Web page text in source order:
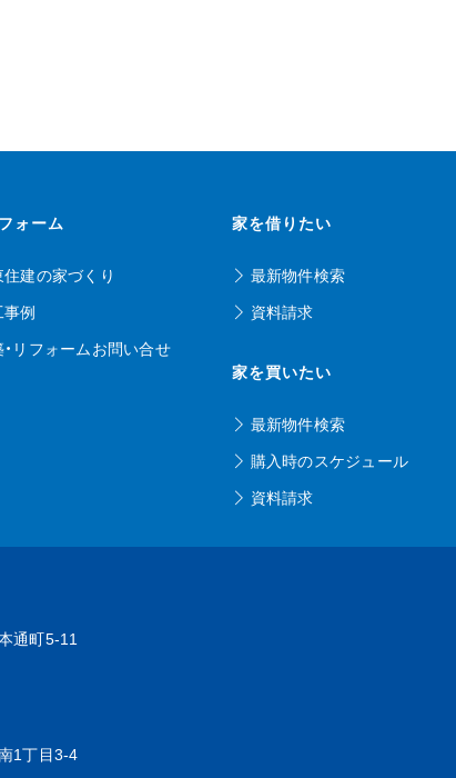
ォーム
住建の家づくり
例
・リフォームお問い合せ
家を借りたい
最新物件検索
資料請求
家を買いたい
最新物件検索
購入時のスケジュール
資料請求
通町5-11
1丁目3-4